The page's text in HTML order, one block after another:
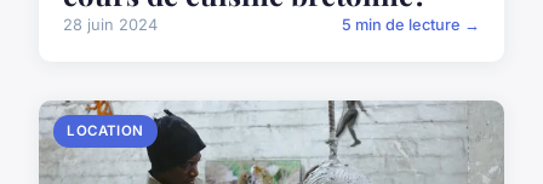
28 juin 2024 5 min de lecture →
LOCATION